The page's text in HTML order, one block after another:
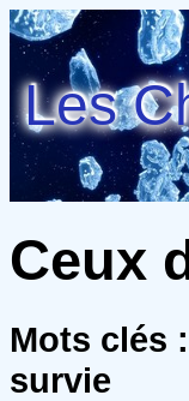
Les
Ceux
Mots clés
survie